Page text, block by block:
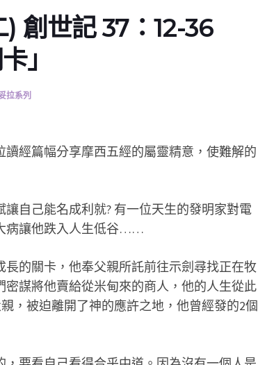
創世記 37：12-36
」
拉系列
經篇幅分享摩西五經的屬靈精意，使難解的
自己能名成利就? 有一位天生的發明家對電
病讓他跌入人生低谷……
的關卡，他奉父親所託前往示劍尋找正在牧
謀將他賣給從米甸來的商人，他的人生從此
，被迫離開了神的應許之地，他曾經發的2個